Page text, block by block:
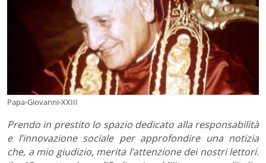
Papa-Giovanni-XXIII
Prendo in prestito lo spazio dedicato alla responsabilità
e l’innovazione sociale per approfondire una notizia
che, a mio giudizio, merita l’attenzione dei nostri lettori.